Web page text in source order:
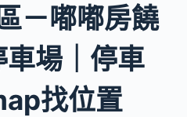
－嘟嘟房饒
場｜停車
找位置